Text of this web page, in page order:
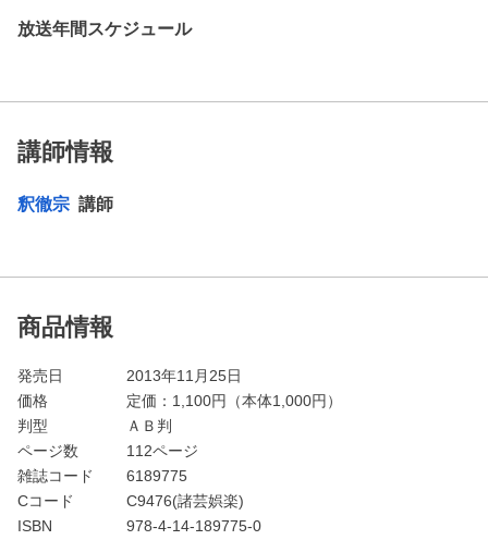
放送年間スケジュール
講師情報
釈徹宗 講師
商品情報
発売日
2013年11月25日
価格
定価： 1,100円（本体1,000円）
判型
ＡＢ判
ページ数
112ページ
雑誌コード
6189775
Cコード
C9476(諸芸娯楽)
ISBN
978-4-14-189775-0